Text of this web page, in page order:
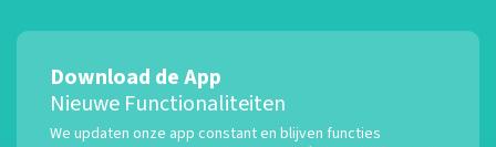
Download de App
Nieuwe Functionaliteiten
We updaten onze app constant en blijven functies